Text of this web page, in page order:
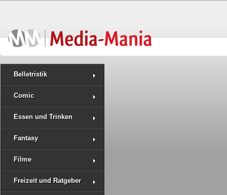
Belletristik
Comic
Essen und Trinken
Fantasy
Filme
Freizeit und Ratgeber